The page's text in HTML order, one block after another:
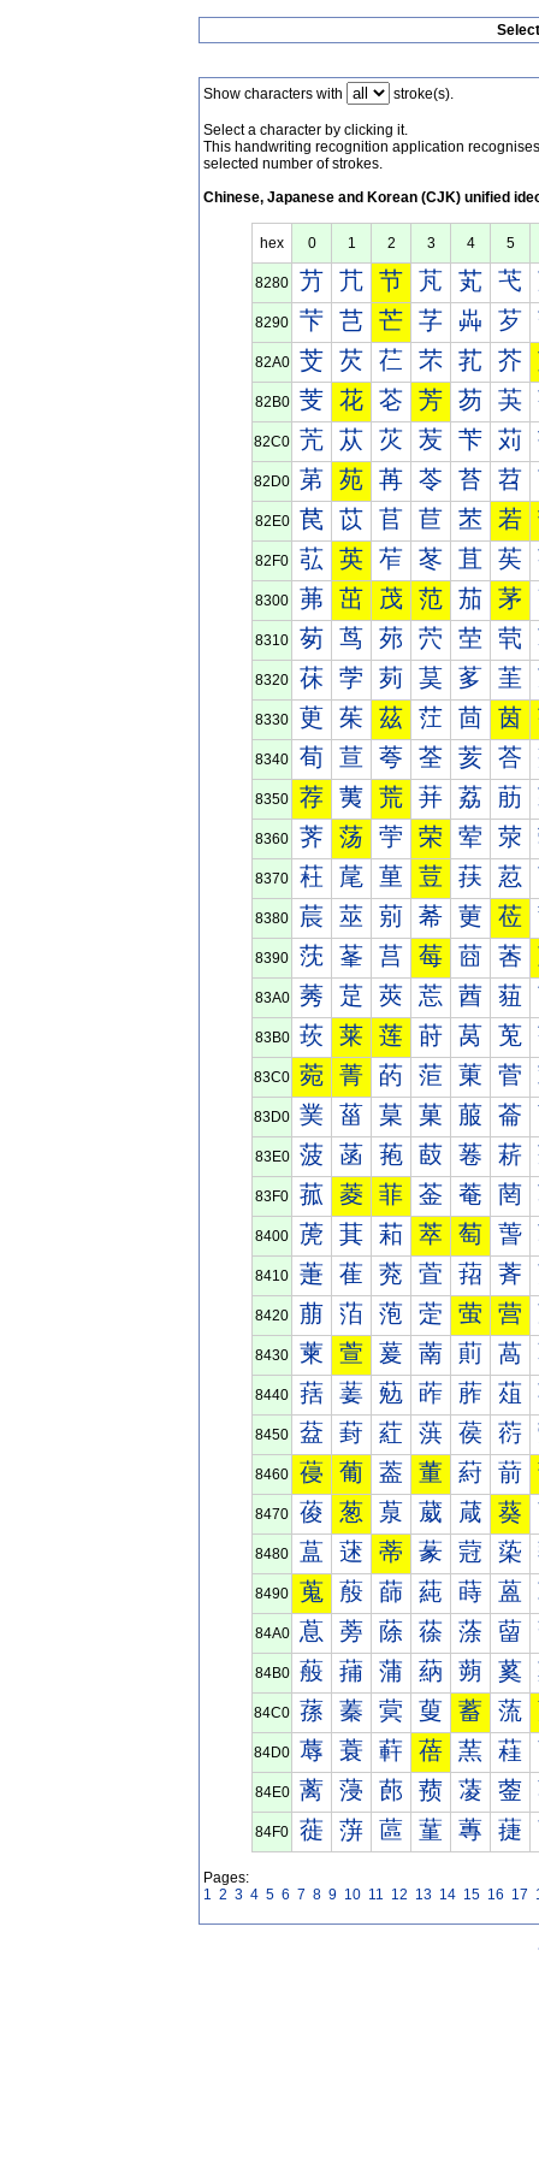
Show characters with stroke(s).
Select a character by clicking it.
This handwriting recognition application
selected number of strokes.
Chinese, Japanese and Korean (CJK) unified
hex 0 1 2 3 4 5
8280 芀 芁 节 芃 芄 芅
8290 芐 芑 芒 芓 芔 芕
82A0 芠 芡 芢 芣 芤 芥
82B0 芰 花 芲 芳 芴 芵
82C0 苀 苁 苂 苃 苄 苅
82D0 苐 苑 苒 苓 苔 苕
82E0 苠 苡 苢 苣 苤 若
82F0 苰 英 苲 苳 苴 苵
8300 茀 茁 茂 范 茄 茅
8310 茐 茑 茒 茓 茔 茕
8320 茠 茡 茢 茣 茤 茥
8330 茰 茱 茲 茳 茴 茵
8340 荀 荁 荂 荃 荄 荅
8350 荐 荑 荒 荓 荔 荕
8360 荠 荡 荢 荣 荤 荥
8370 荰 荱 荲 荳 荴 荵
8380 莀 莁 莂 莃 莄 莅
8390 莐 莑 莒 莓 莔 莕
83A0 莠 莡 莢 莣 莤 莥
83B0 莰 莱 莲 莳 莴 莵
83C0 菀 菁 菂 菃 菄 菅
83D0 菐 菑 菒 菓 菔 菕
83E0 菠 菡 菢 菣 菤 菥
83F0 菰 菱 菲 菳 菴 菵
8400 萀 萁 萂 萃 萄 萅
8410 萐 萑 萒 萓 萔 萕
8420 萠 萡 萢 萣 萤 营
8430 萰 萱 萲 萳 萴 萵
8440 葀 葁 葂 葃 葄 葅
8450 葐 葑 葒 葓 葔 葕
8460 葠 葡 葢 董 葤 葥
8470 葰 葱 葲 葳 葴 葵
8480 蒀 蒁 蒂 蒃 蒄 蒅
8490 蒐 蒑 蒒 蒓 蒔 蒕
84A0 蒠 蒡 蒢 蒣 蒤 蒥
84B0 蒰 蒱 蒲 蒳 蒴 蒵
84C0 蓀 蓁 蓂 蓃 蓄 蓅
84D0 蓐 蓑 蓒 蓓 蓔 蓕
84E0 蓠 蓡 蓢 蓣 蓤 蓥
84F0 蓰 蓱 蓲 蓳 蓴 蓵
Pages:
1 2 3 4 5 6 7 8 9 10 11 12 13 14 15 16 17